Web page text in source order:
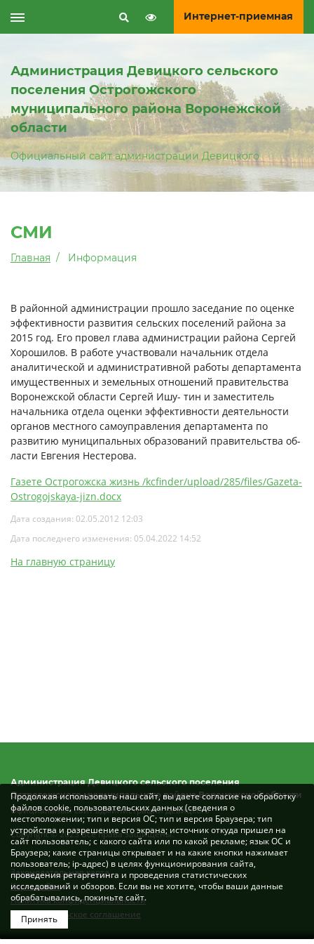
Интернет-приемная
Администрация Девицкого сельского
поселения Острогожского
муниципального района Воронежской
области
Официальный сайт администрации Девицкого
СМИ
Главная Информация
В районной администрации прошло заседание по оцен­ке
эффективности развития сельских поселений района за
2015 год. Его провел глава администрации района Сергей
Хорошилов. В работе участвовали начальник отдела
аналитической и администра­тивной работы департамента
имущественных и земельных отношений правительства
Во­ронежской области Сергей Ишу- тин и заместитель
начальника отдела оценки эффективности деятельности
органов местного самоуправления департамен­та по
развитию муниципальных образований правительства об­
ласти Евгения Нестерова.
Газете Острогожска жизнь /kcfinder/upload/285/files/Gazeta-
Ostrogojskaya-jizn.docx
Дата создания: 02.05.2012 12:03
Дата последнего изменения: 05.04.2022 14:52
На главную страницу
Администрация Девицкого сельского поселения
Острогожского муниципального района Воронежской области
Официальный сайт администрации Девицкого
Copyright © 2023 Все права защищены.
Законодательная карта
Карта сайта
Политика конфиденциальности
Пользовательское соглашение
Продолжая использовать наш сайт, вы даете согласие на обработку
файлов cookie, пользовательских данных (сведения о
местоположении; тип и версия ОС; тип и версия Браузера; тип
устройства и разрешение его экрана; источник откуда пришел на
сайт пользователь; с какого сайта или по какой рекламе; язык ОС и
Браузера; какие страницы открывает и на какие кнопки нажимает
пользователь; ip-адрес) в целях функционирования сайта,
проведения ретаргетинга и проведения статистических
исследований и обзоров. Если вы не хотите, чтобы ваши данные
обрабатывались, покиньте сайт.
Принять